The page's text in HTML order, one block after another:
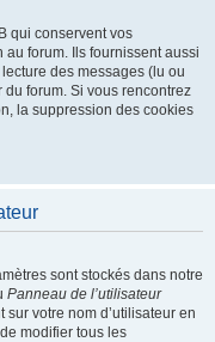
qui conservent vos
au forum. Ils fournissent aussi
des messages (lu ou
forum. Si vous rencontrez
la suppression des cookies
sont stockés dans notre
Panneau de l’utilisateur
votre nom d’utilisateur en
modifier tous les